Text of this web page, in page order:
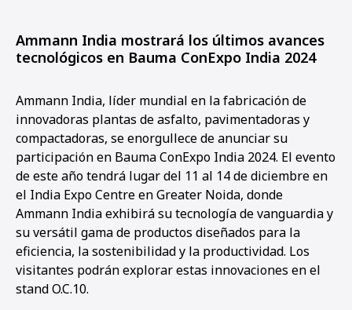
Ammann India mostrará los últimos avances
tecnológicos en Bauma ConExpo India 2024
Ammann India, líder mundial en la fabricación de
innovadoras plantas de asfalto, pavimentadoras y
compactadoras, se enorgullece de anunciar su
participación en Bauma ConExpo India 2024. El evento
de este año tendrá lugar del 11 al 14 de diciembre en
el India Expo Centre en Greater Noida, donde
Ammann India exhibirá su tecnología de vanguardia y
su versátil gama de productos diseñados para la
eficiencia, la sostenibilidad y la productividad. Los
visitantes podrán explorar estas innovaciones en el
stand O.C.10.